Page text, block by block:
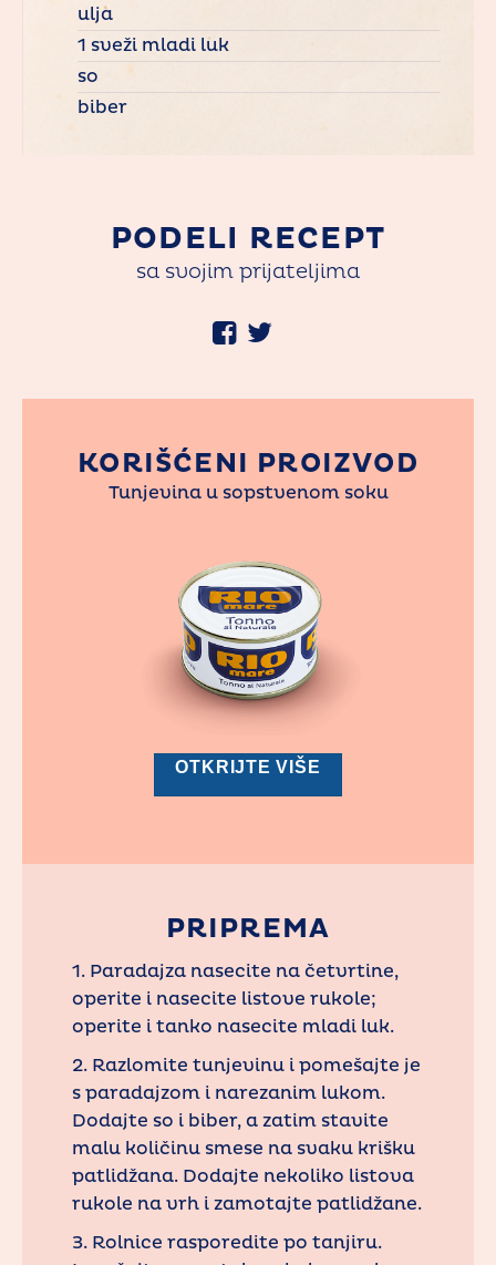
ulja
1 sveži mladi luk
so
biber
PODELI RECEPT
sa svojim prijateljima
KORIŠĆENI PROIZVOD
Tunjevina u sopstvenom soku
OTKRIJTE VIŠE
PRIPREMA
1. Paradajza nasecite na četvrtine,
operite i nasecite listove rukole;
operite i tanko nasecite mladi luk.
2. Razlomite tunjevinu i pomešajte je
s paradajzom i narezanim lukom.
Dodajte so i biber, a zatim stavite
malu količinu smese na svaku krišku
patlidžana. Dodajte nekoliko listova
rukole na vrh i zamotajte patlidžane.
3. Rolnice rasporedite po tanjiru.